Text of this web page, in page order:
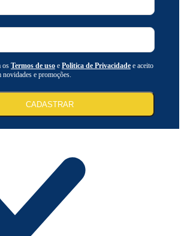
os Termos de uso e Politica de Privacidade e aceito
novidades e promoções.
CADASTRAR